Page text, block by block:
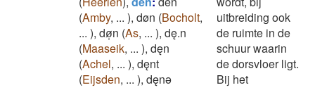
(Amby, ... ), døn (Bocholt,
... ), dø̜n (As, ... ), dę.n
(Maaseik, ... ), dęn
(Achel, ... ), dęnt
(Eijsden, ... ), dęnǝ
uitbreiding ook
de ruimte in de
schuur waarin
de dorsvloer ligt.
Bij het